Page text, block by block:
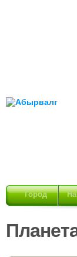
Город